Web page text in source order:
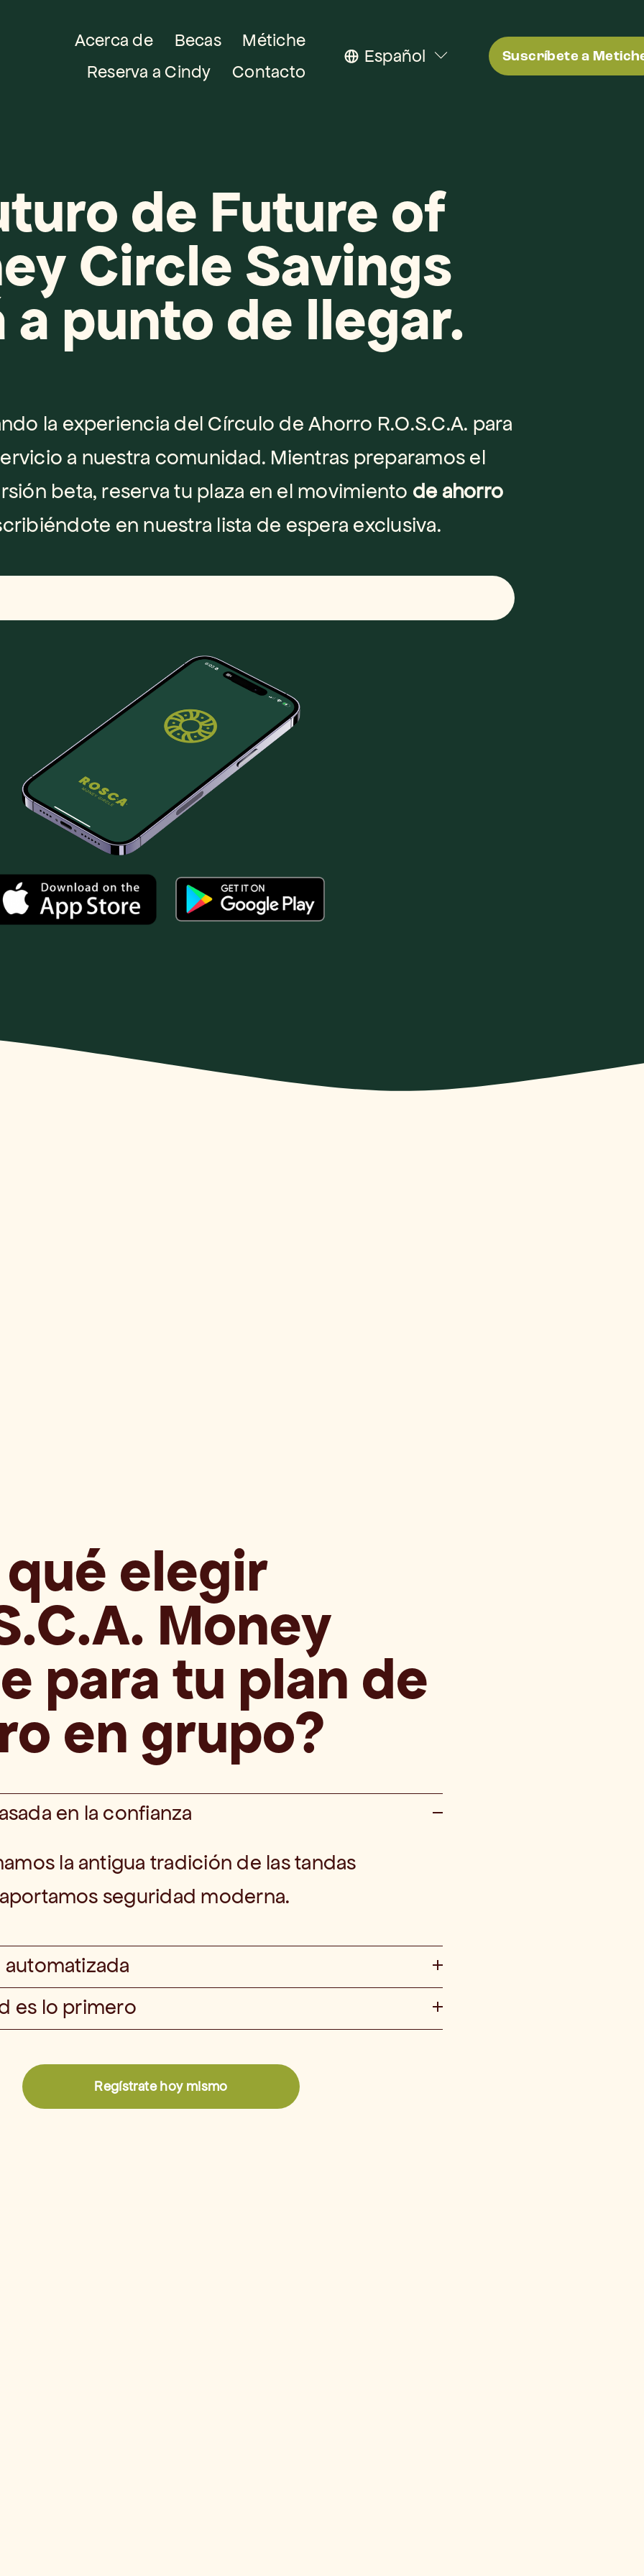
Acerca de Becas
Métiche
Reserva a Cindy
Contacto
Español Suscríbete a
de Future of
Circle Savings
a punto de llegar.
la experiencia del Círculo de Ahorro R.O.S.C.A. para
a nuestra comunidad. Mientras preparamos el
beta, reserva tu plaza en el movimiento de ahorro
en nuestra lista de espera exclusiva.
qué elegir
Money
para tu plan de
en grupo?
en la confianza
la antigua tradición de las tandas
seguridad moderna.
es lo primero
Regístrate hoy mismo